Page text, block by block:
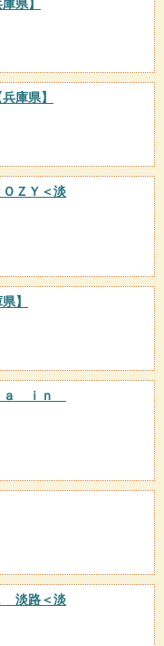
庫県】
兵庫県】
ＺＹ＜淡
】
ａ ｉｎ
淡路＜淡